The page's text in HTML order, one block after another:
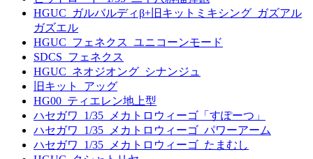
HGUC_ガルバルディβ+旧キットミキシング_ガズアル
ガズエル
HGUC_フェネクス_ユニコーンモード
SDCS_フェネクス
HGUC_ネオジオング_シナンジュ
旧キット_アッグ
HG00_ティエレン地上型
ハセガワ_1/35_メカトロウィーゴ「すぽーつ」
ハセガワ_1/35_メカトロウィーゴ_パワーアーム
ハセガワ_1/35_メカトロウィーゴ_たまむし